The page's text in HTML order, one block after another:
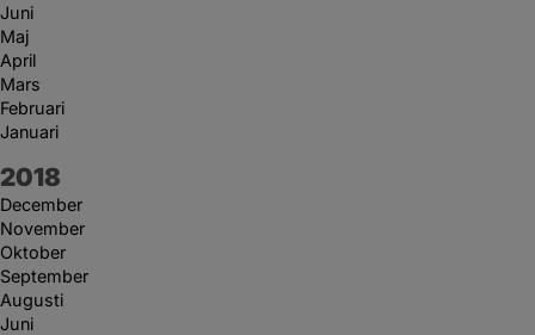
Juni
Maj
April
Mars
Februari
Januari
År:
2018
December
November
Oktober
September
Augusti
Juni